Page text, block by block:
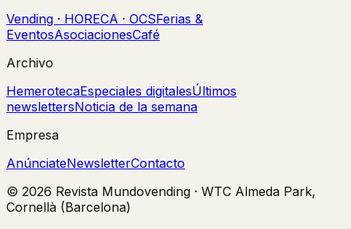
Vending · HORECA · OCSFerias &
EventosAsociacionesCafé
Archivo
HemerotecaEspeciales digitalesÚltimos
newslettersNoticia de la semana
Empresa
AnúnciateNewsletterContacto
© 2026 Revista Mundovending · WTC Almeda Park,
Cornellà (Barcelona)